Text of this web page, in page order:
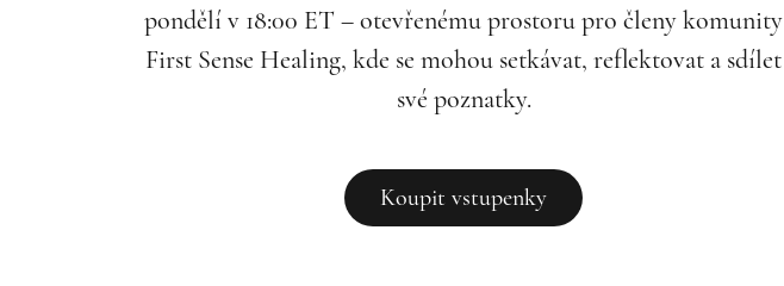
pondělí v 18:00 ET – otevřenému prostoru pro členy komunity
First Sense Healing, kde se mohou setkávat, reflektovat a sdílet
své poznatky.
Koupit vstupenky